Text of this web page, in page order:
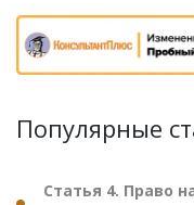
Популярные
Статья 4. Право